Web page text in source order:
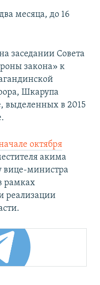
месяца, до 16
заседании Совета
закона» к
Шкарупа
выделенных в 2015
октября
акима
вице-министра
рамках
реализации